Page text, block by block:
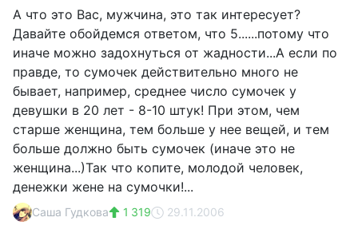
А что это Вас, мужчина, это так интересует?
Давайте обойдемся ответом, что 5......потому что
иначе можно задохнуться от жадности...А если по
правде, то сумочек действительно много не
бывает, например, среднее число сумочек у
девушки в 20 лет - 8-10 штук! При этом, чем
старше женщина, тем больше у нее вещей, и тем
больше должно быть сумочек (иначе это не
женщина...)Так что копите, молодой человек,
денежки жене на сумочки!...
Саша Гудкова 1 319 29.11.2006